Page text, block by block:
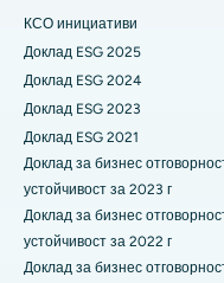
Най-добрата болница
Какинада
Най-добрата болница
Най-добрата болница
Нави Мумбай
Най-добрата болница
Най-добрата
Паратироидектомия
Циторедуктивна
Тотален керамичен
ERCP
КСО инициативи
Доклад ESG 2025
Доклад ESG 2024
Доклад ESG 2023
Доклад ESG 2021
Доклад за бизнес
устойчивост за 2023 г
Доклад за бизнес
устойчивост за 2022 г
Доклад за бизнес